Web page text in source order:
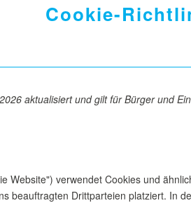
Cookie-
aktualisiert und gilt für Bürger und
Website") verwendet Cookies und
beauftragten Drittparteien platziert. In